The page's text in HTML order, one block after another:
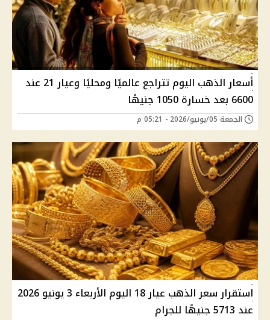
أسعار الذهب اليوم تتراجع عالميًا ومحليًا وعيار 21 عند
6600 بعد خسارة 1050 جنيهًا
الجمعة 05/يونيو/2026 - 05:21 م
استقرار سعر الذهب عيار 18 اليوم الأربعاء 3 يونيو 2026
عند 5713 جنيهًا للجرام